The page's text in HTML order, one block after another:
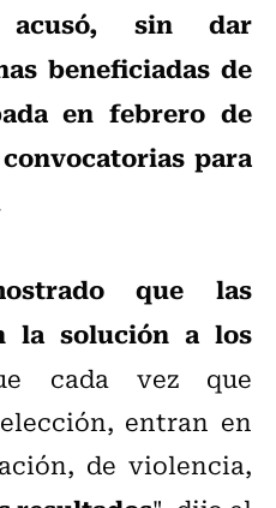
acusó, sin dar
beneficiadas de
en febrero de
para
que las
la solución a los
cada vez que
entran en
de violencia,